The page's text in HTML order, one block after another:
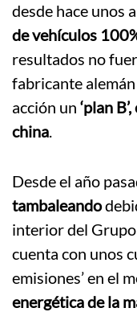
desde hace unos
de vehículos
resultados no
fabricante
acción un ‘plan
china.
Desde el año
tambaleando
interior del
cuenta con unos
emisiones’ en el
energética de la